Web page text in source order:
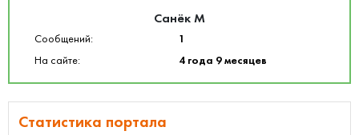
Санёк М
Сообщений:
1
На сайте:
4 года 9 месяцев
Статистика портала